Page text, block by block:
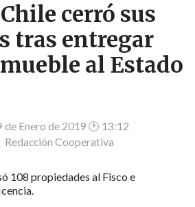
cerró sus
tras entregar
al Estado
Enero de 2019 🕐 13:12
Redacción Cooperativa
108 propiedades al Fisco e